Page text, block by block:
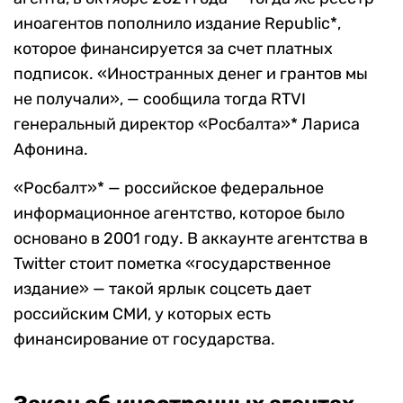
иноагентов пополнило издание Republic*,
которое финансируется за счет платных
подписок. «Иностранных денег и грантов мы
не получали», — сообщила тогда RTVI
генеральный директор «Росбалта»* Лариса
Афонина.
«Росбалт»* — российское федеральное
информационное агентство, которое было
основано в 2001 году. В аккаунте агентства в
Twitter стоит пометка «государственное
издание» — такой ярлык соцсеть дает
российским СМИ, у которых есть
финансирование от государства.